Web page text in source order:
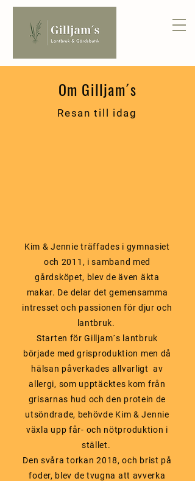
Om Gilljam´s
Resan till idag
Kim & Jennie träffades i gymnasiet
och 2011, i samband med
gårdsköpet, blev de även äkta
makar. De delar det gemensamma
intresset och passionen för djur och
lantbruk.
Starten för Gilljam´s lantbruk
började med grisproduktion men då
hälsan påverkades allvarligt av
allergi, som upptäcktes kom från
grisarnas hud och den protein de
utsöndrade, behövde Kim & Jennie
växla upp får- och nötproduktion i
stället.
Den svåra torkan 2018, och brist på
foder, blev de tvugna att avverka